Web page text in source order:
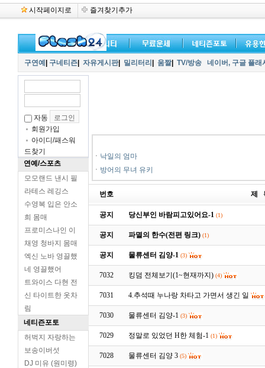
시작페이지로 즐겨찾기추가
구연예 구네티즌 자유게시판| 밀리터리 움짤| TV/방송 네이버, 구글 플
자동
회원가입
아이디/패스워
드찾기
연예/스포츠
모모랜드 낸시 필
라테스 레깅스
수영복 입은 안소
희 몸매
프로미스나인 이
채영 청바지 몸매
엑신 노바 영끌했
네 영끌했어
트와이스 다현 전
신 타이트한 옷차
림
네티즌포토
허벅지 자랑하는
보송이버섯
DJ 미유 (원미령)
ㆍ 낙일의 엄마
ㆍ 방어의 무녀 유키
번호 제
공지 당신부인 바람피고있어요-1 (1)
공지 파멸의 한수(전편 링크) (1)
공지 물류센터 김양-1 (3)
7032 킹덤 전체보기(1~현재까지) (4)
7031 4.추석때 누나랑 차타고 가면서 생긴 일
7030 물류센터 김양-1 (3)
7029 정말로 있었던 H한 체험-1 (1)
7028 물류센터 김양 3 (5)